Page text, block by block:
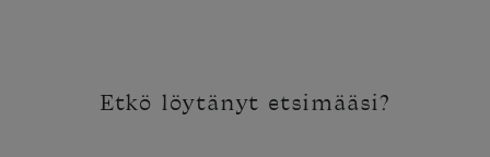
Etkö löytänyt etsimääsi?